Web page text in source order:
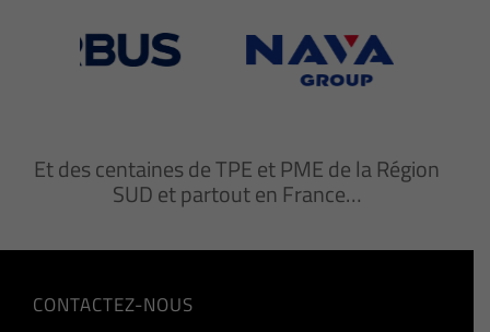
Et des centaines de TPE et PME de la Région
SUD et partout en France…
CONTACTEZ-NOUS